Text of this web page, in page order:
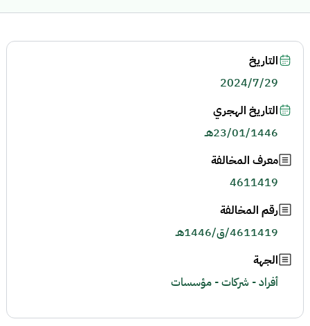
التاريخ
2024/7/29
التاريخ الهجري
23/01/1446هـ
معرف المخالفة
4611419
رقم المخالفة
4611419/ق/1446هـ
الجهة
أفراد - شركات - مؤسسات